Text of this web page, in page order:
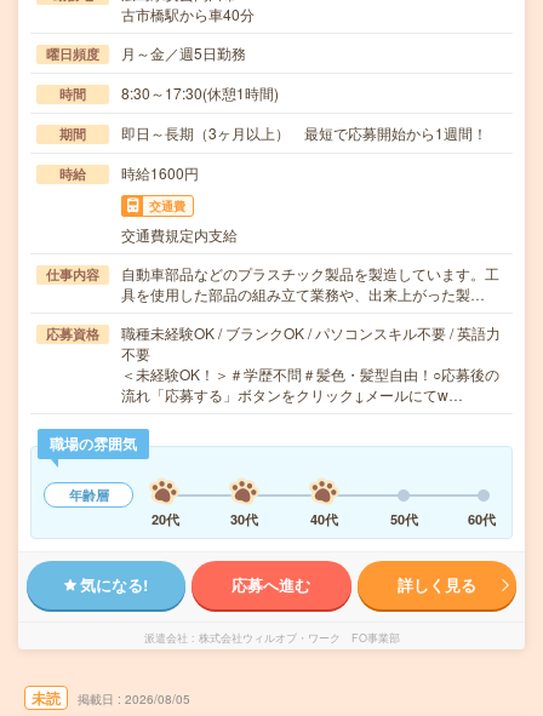
古市橋駅から車40分
曜日頻度 月～金／週5日勤務
時間 8:30～17:30(休憩1時間)
期間 即日～長期（3ヶ月以上） 最短で応募開始から1週間！
時給 時給1600円
交通費
交通費規定内支給
仕事内容
自動車部品などのプラスチック製品を製造しています。工
具を使用した部品の組み立て業務や、出来上がった製…
応募資格
職種未経験OK / ブランクOK / パソコンスキル不要 / 英語力
不要
＜未経験OK！＞＃学歴不問＃髪色・髪型自由！○応募後の
流れ「応募する」ボタンをクリック↓メールにてw…
職場の雰囲気
年齢層
20代
30代 40代 50代 60代
気になる! 応募へ進む 詳しく見る
派遣会社 株式会社ウィルオブ・ワーク FO事業部
未読 掲載日 2026/08/05